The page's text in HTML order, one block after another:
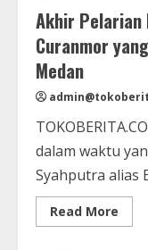
Akhir Pelarian
Curanmor
Medan
dalam waktu
Syahputra alias
Read More
more